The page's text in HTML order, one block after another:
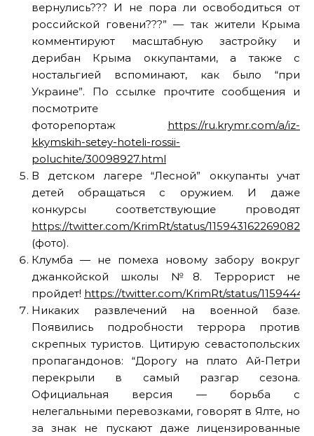
вернулись??? И не пора ли освободиться от
российской говени???” — так жители Крыма
комментируют масштабную застройку и
дерибан Крыма оккупантами, а также с
ностальгией вспоминают, как было “при
Украине”. По ссылке прочтите сообщения и
посмотрите
фоторепортаж https://ru.krymr.com/a/iz-
kkymskih-setey-hoteli-rossii-
poluchite/30098927.html
В детском лагере “Лесной” оккупанты учат
детей обращаться с оружием. И даже
конкурсы соответствующие проводят
https://twitter.com/KrimRt/status/
(фото).
Клумба — не помеха новому забору вокруг
джанкойской школы №8. Террорист не
пройдет! https://twitter.com/KrimRt/status/
Никаких развлечений на военной базе.
Появились подробности террора против
скрепных туристов. Цитирую севастопольских
пропагандонов: “Дорогу на плато Ай-Петри
перекрыли в самый разгар сезона.
Официальная версия — борьба с
нелегальными перевозками, говорят в Ялте, но
за знак не пускают даже лицензированные